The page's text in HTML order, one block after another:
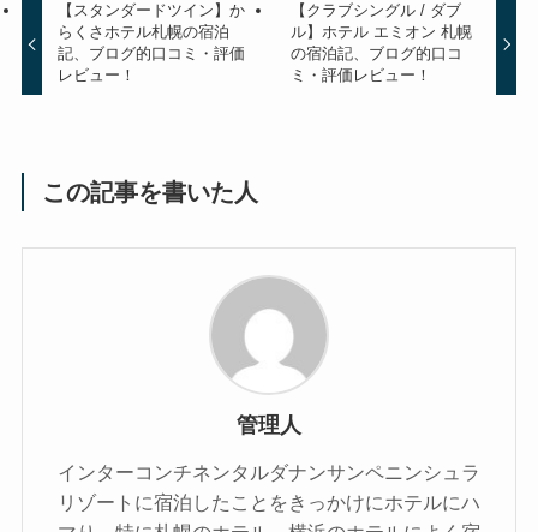
【スタンダードツイン】か
らくさホテル札幌の宿泊
記、ブログ的口コミ・評価
レビュー！
【クラブシングル / ダブ
ル】ホテル エミオン 札幌
の宿泊記、ブログ的口コ
ミ・評価レビュー！
この記事を書いた人
管理人
インターコンチネンタルダナンサンペニンシュラ
リゾートに宿泊したことをきっかけにホテルにハ